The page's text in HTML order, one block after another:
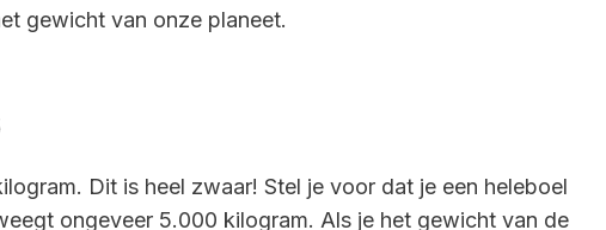
gewicht van onze planeet.
Dit is heel zwaar! Stel je voor dat je een heleboel
ongeveer 5.000 kilogram. Als je het gewicht van de